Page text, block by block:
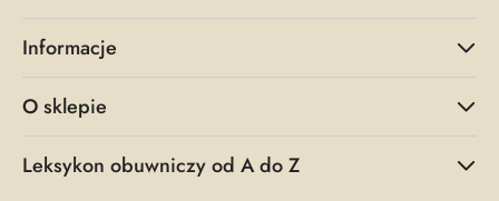
Informacje
O sklepie
Leksykon obuwniczy od A do Z